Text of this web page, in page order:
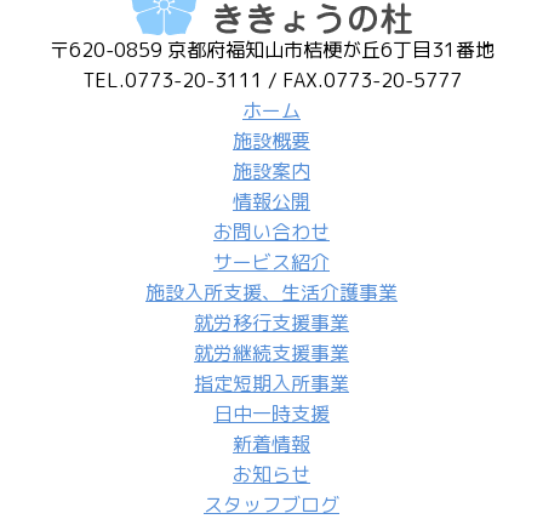
〒620-0859 京都府福知山市桔梗が丘6丁目31番地
TEL.0773-20-3111 / FAX.0773-20-5777
ホーム
施設概要
施設案内
情報公開
お問い合わせ
サービス紹介
施設入所支援、生活介護事業
就労移行支援事業
就労継続支援事業
指定短期入所事業
日中一時支援
新着情報
お知らせ
スタッフブログ